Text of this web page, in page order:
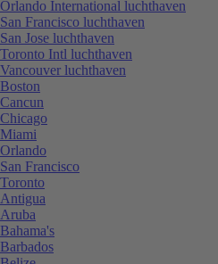
Orlando International luchthaven
San Francisco luchthaven
San Jose luchthaven
Toronto Intl luchthaven
Vancouver luchthaven
Boston
Cancun
Chicago
Miami
Orlando
San Francisco
Toronto
Antigua
Aruba
Bahama's
Barbados